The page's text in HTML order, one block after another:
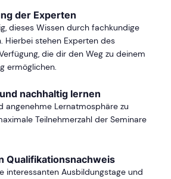
der Experten
dieses Wissen durch fachkundige
Hierbei stehen Experten des
die dir den Weg zu deinem
ermöglichen.
nachhaltig lernen
angenehme Lernatmosphäre zu
Teilnehmerzahl der Seminare
Qualifikationsnachweis
interessanten Ausbildungstage und